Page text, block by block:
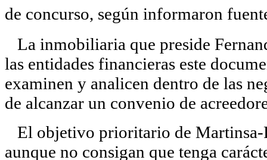
de concurso, según informaron
La inmobiliaria que preside
las entidades financieras este
examinen y analicen dentro de las
de alcanzar un convenio de
El objetivo prioritario de Martinsa-
aunque no consigan que tenga